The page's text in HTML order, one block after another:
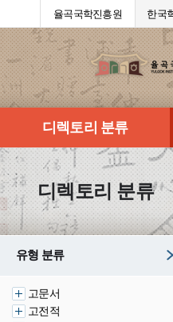
율곡국학진흥원 한국
디렉토리 분류
디렉토리 분류
유형 분류
고문서
고전적